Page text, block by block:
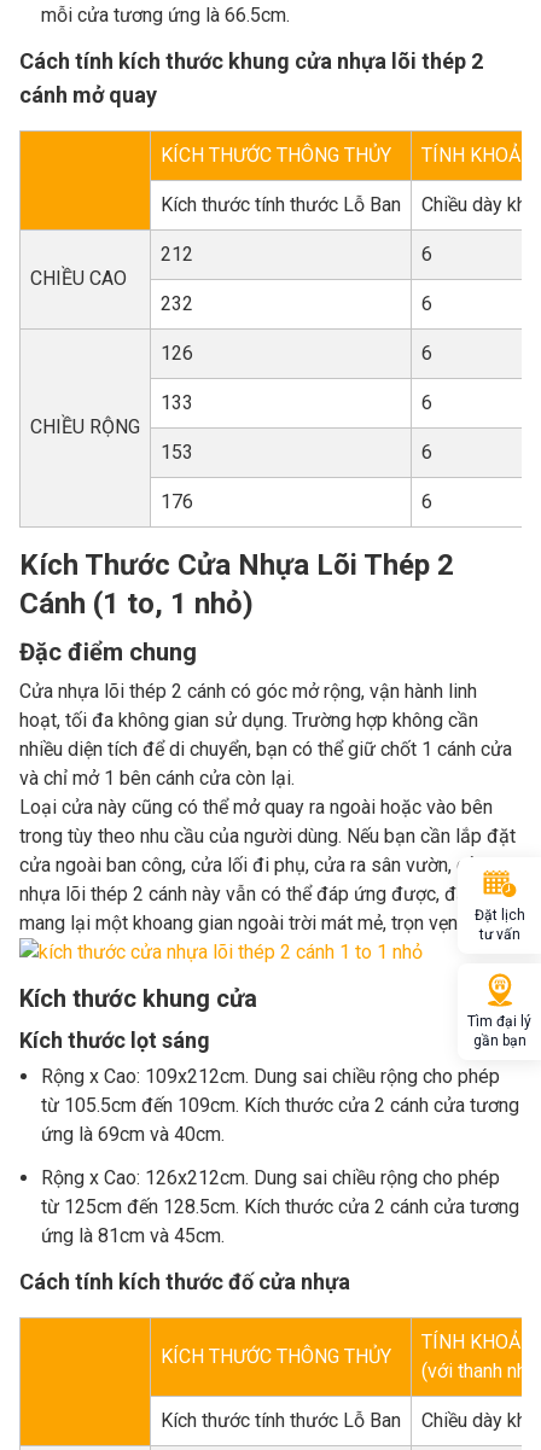
mỗi cửa tương ứng là 66.5cm.
Cách tính kích thước khung cửa nhựa lõi thép 2
cánh mở quay
KÍCH THƯỚC THÔNG THỦY TÍNH
Kích thước tính thước Lỗ Ban Chiều dày
CHIỀU CAO
212 6
232 6
CHIỀU RỘNG
126 6
133 6
153 6
176 6
Kích Thước Cửa Nhựa Lõi Thép 2
Cánh (1 to, 1 nhỏ)
Đặc điểm chung
Cửa nhựa lõi thép 2 cánh có góc mở rộng, vận hành linh
hoạt, tối đa không gian sử dụng. Trường hợp không cần
nhiều diện tích để di chuyển, bạn có thể giữ chốt 1 cánh cửa
và chỉ mở 1 bên cánh cửa còn lại.
Loại cửa này cũng có thể mở quay ra ngoài hoặc vào bên
trong tùy theo nhu cầu của người dùng. Nếu bạn cần lắp đặt
cửa ngoài ban công, cửa lối đi phụ, cửa ra sân vườn, cửa
nhựa lõi thép 2 cánh này vẫn có thể đáp ứng được, đảm bảo
mang lại một khoang gian ngoài trời mát mẻ, trọn vẹn.
Kích thước khung cửa
Kích thước lọt sáng
Rộng x Cao: 109x212cm. Dung sai chiều rộng cho phép
từ 105.5cm đến 109cm. Kích thước cửa 2 cánh cửa tương
ứng là 69cm và 40cm.
Rộng x Cao: 126x212cm. Dung sai chiều rộng cho phép
từ 125cm đến 128.5cm. Kích thước cửa 2 cánh cửa tương
ứng là 81cm và 45cm.
Cách tính kích thước đố cửa nhựa
KÍCH THƯỚC THÔNG THỦY
TÍNH
(với thanh
Kích thước tính thước Lỗ Ban Chiều dày
Đặt lịch
tư vấn
Tìm đại lý
gần bạn